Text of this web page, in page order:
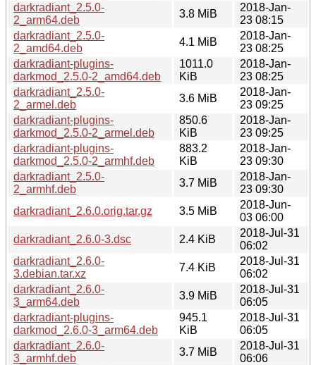
darkradiant_2.5.0-
2_arm64.deb
3.8 MiB
2018-Jan-
23 08:15
darkradiant_2.5.0-
2_amd64.deb
4.1 MiB
2018-Jan-
23 08:25
darkradiant-plugins-
darkmod_2.5.0-2_amd64.deb
1011.0
KiB
2018-Jan-
23 08:25
darkradiant_2.5.0-
2_armel.deb
3.6 MiB
2018-Jan-
23 09:25
darkradiant-plugins-
darkmod_2.5.0-2_armel.deb
850.6
KiB
2018-Jan-
23 09:25
darkradiant-plugins-
darkmod_2.5.0-2_armhf.deb
883.2
KiB
2018-Jan-
23 09:30
darkradiant_2.5.0-
2_armhf.deb
3.7 MiB
2018-Jan-
23 09:30
darkradiant_2.6.0.orig.tar.gz
3.5 MiB
2018-Jun-
03 06:00
darkradiant_2.6.0-3.dsc
2.4 KiB
2018-Jul-31
06:02
darkradiant_2.6.0-
3.debian.tar.xz
7.4 KiB
2018-Jul-31
06:02
darkradiant_2.6.0-
3_arm64.deb
3.9 MiB
2018-Jul-31
06:05
darkradiant-plugins-
darkmod_2.6.0-3_arm64.deb
945.1
KiB
2018-Jul-31
06:05
darkradiant_2.6.0-
3_armhf.deb
3.7 MiB
2018-Jul-31
06:06